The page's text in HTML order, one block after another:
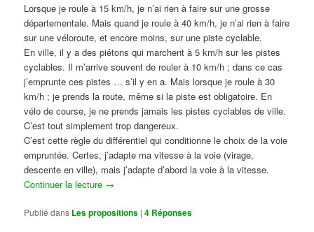
Lorsque je roule à 15 km/h, je n’ai rien à faire sur une grosse
départementale. Mais quand je roule à 40 km/h, je n’ai rien à faire
sur une véloroute, et encore moins, sur une piste cyclable.
En ville, il y a des piétons qui marchent à 5 km/h sur les pistes
cyclables. Il m’arrive souvent de rouler à 10 km/h ; dans ce cas
j’emprunte ces pistes … s’il y en a. Mais lorsque je roule à 30
km/h ; je prends la route, même si la piste est obligatoire. En
vélo de course, je ne prends jamais les pistes cyclables de ville.
C’est tout simplement trop dangereux.
C’est cette règle du différentiel qui conditionne le choix de la voie
empruntée. Certes, j’adapte ma vitesse à la voie (virage,
descente en ville), mais j’adapte d’abord la voie à la vitesse.
Continuer la lecture →
Publié dans Les propositions |4 Réponses